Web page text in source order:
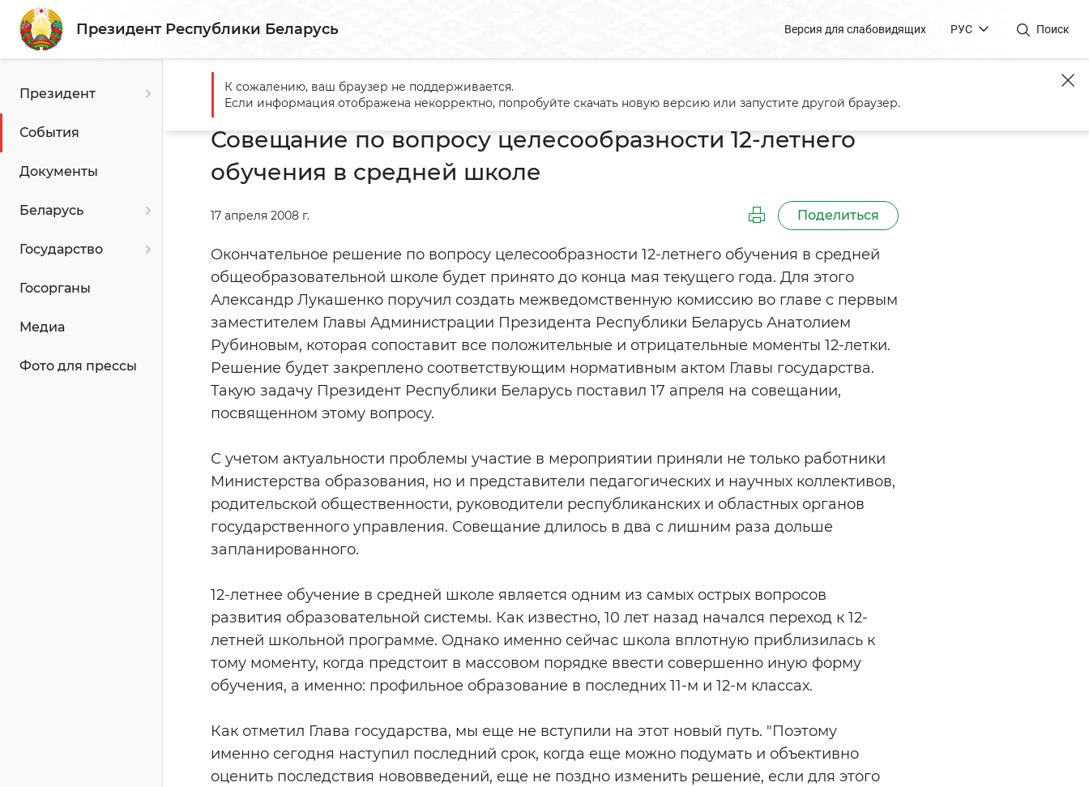
Президент Республики Беларусь Версия для слабовидящих РУС Поиск
Президент
События
Документы
Беларусь
Государство
Госорганы
Медиа
Фото для прессы
Главная События Совещание по вопросу целесообразности 12-летнего обучения в средней школе
Совещание по вопросу целесообразности 12-летнего
обучения в средней школе
17 апреля 2008 г. Поделиться
Окончательное решение по вопросу целесообразности 12-летнего обучения в средней
общеобразовательной школе будет принято до конца мая текущего года. Для этого
Александр Лукашенко поручил создать межведомственную комиссию во главе с первым
заместителем Главы Администрации Президента Республики Беларусь Анатолием
Рубиновым, которая сопоставит все положительные и отрицательные моменты 12-летки.
Решение будет закреплено соответствующим нормативным актом Главы государства.
Такую задачу Президент Республики Беларусь поставил 17 апреля на совещании,
посвященном этому вопросу.
С учетом актуальности проблемы участие в мероприятии приняли не только работники
Министерства образования, но и представители педагогических и научных коллективов,
родительской общественности, руководители республиканских и областных органов
государственного управления. Совещание длилось в два с лишним раза дольше
запланированного.
12-летнее обучение в средней школе является одним из самых острых вопросов
развития образовательной системы. Как известно, 10 лет назад начался переход к 12-
летней школьной программе. Однако именно сейчас школа вплотную приблизилась к
тому моменту, когда предстоит в массовом порядке ввести совершенно иную форму
обучения, а именно: профильное образование в последних 11-м и 12-м классах.
Как отметил Глава государства, мы еще не вступили на этот новый путь. "Поэтому
именно сегодня наступил последний срок, когда еще можно подумать и объективно
оценить последствия нововведений, еще не поздно изменить решение, если для этого
К сожалению, ваш браузер не поддерживается.
Если информация отображена некорректно, попробуйте скачать новую версию или запустите другой браузер.